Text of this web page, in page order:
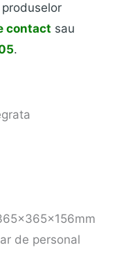
contact sau
.
de personal